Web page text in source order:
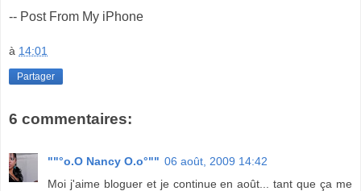
-- Post From My iPhone
à 14:01
Partager
6 commentaires:
""°o.O Nancy O.o°"" 06 août, 2009 14:42
Moi j'aime bloguer et je continue en août... tant que ça me